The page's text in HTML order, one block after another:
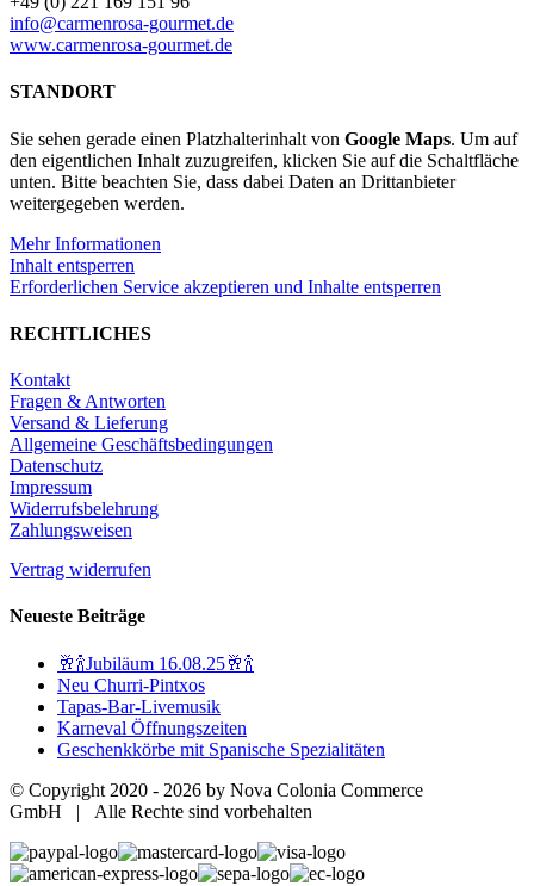
info@carmenrosa-gourmet.de
www.carmenrosa-gourmet.de
STANDORT
Sie sehen gerade einen Platzhalterinhalt von Google Maps. Um auf
den eigentlichen Inhalt zuzugreifen, klicken Sie auf die Schaltfläche
unten. Bitte beachten Sie, dass dabei Daten an Drittanbieter
weitergegeben werden.
Mehr Informationen
Inhalt entsperren
Erforderlichen Service akzeptieren und Inhalte entsperren
RECHTLICHES
Kontakt
Fragen & Antworten
Versand & Lieferung
Allgemeine Geschäftsbedingungen
Datenschutz
Impressum
Widerrufsbelehrung
Zahlungsweisen
Vertrag widerrufen
Neueste Beiträge
🥂🍾Jubiläum 16.08.25🥂🍾
Neu Churri-Pintxos
Tapas-Bar-Livemusik
Karneval Öffnungszeiten
Geschenkkörbe mit Spanische Spezialitäten
© Copyright 2020 - 2026 by Nova Colonia Commerce
GmbH | Alle Rechte sind vorbehalten